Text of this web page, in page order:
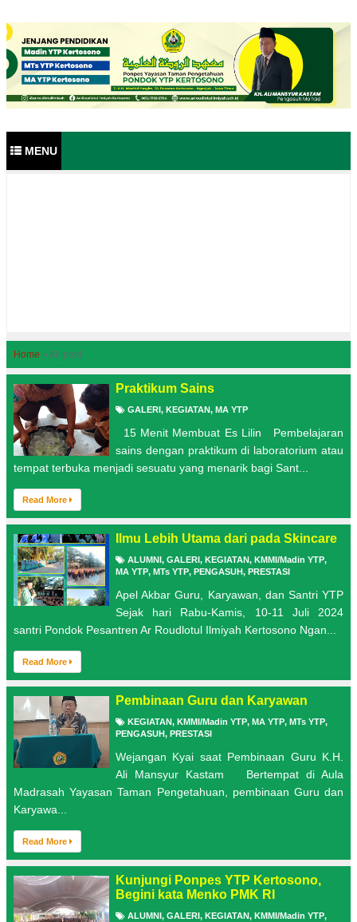
MENU
Home » All post
Praktikum Sains
GALERI, KEGIATAN, MA YTP
15 Menit Membuat Es Lilin Pembelajaran
sains dengan praktikum di laboratorium atau
tempat terbuka menjadi sesuatu yang menarik bagi Sant...
Read More
Ilmu Lebih Utama dari pada Skincare
ALUMNI, GALERI, KEGIATAN, KMMI/Madin YTP,
MA YTP, MTs YTP, PENGASUH, PRESTASI
Apel Akbar Guru, Karyawan, dan Santri YTP
Sejak hari Rabu-Kamis, 10-11 Juli 2024
santri Pondok Pesantren Ar Roudlotul Ilmiyah Kertosono Ngan...
Read More
Pembinaan Guru dan Karyawan
KEGIATAN, KMMI/Madin YTP, MA YTP, MTs YTP,
PENGASUH, PRESTASI
Wejangan Kyai saat Pembinaan Guru K.H.
Ali Mansyur Kastam Bertempat di Aula
Madrasah Yayasan Taman Pengetahuan, pembinaan Guru dan
Karyawa...
Read More
Kunjungi Ponpes YTP Kertosono,
Begini kata Menko PMK RI
ALUMNI, GALERI, KEGIATAN, KMMI/Madin YTP,